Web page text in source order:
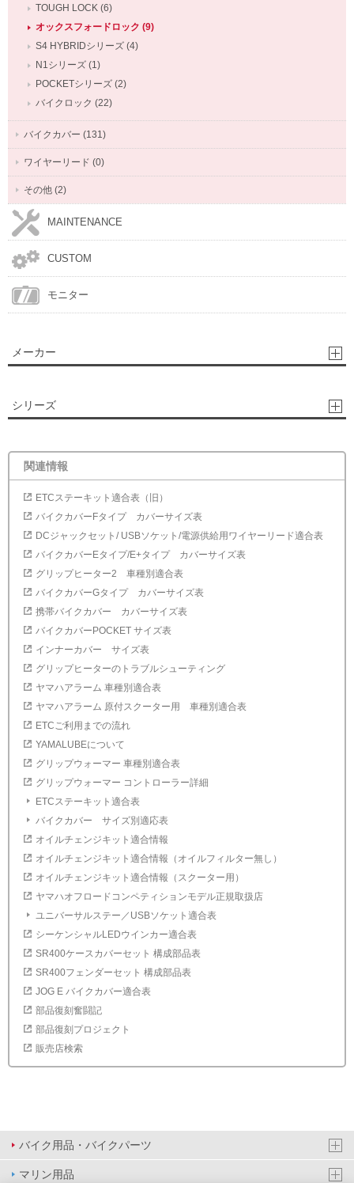
TOUGH LOCK (6)
オックスフォードロック (9)
S4 HYBRIDシリーズ (4)
N1シリーズ (1)
POCKETシリーズ (2)
バイクロック (22)
バイクカバー (131)
ワイヤーリード (0)
その他 (2)
MAINTENANCE
CUSTOM
モニター
メーカー
シリーズ
関連情報
ETCステーキット適合表（旧）
バイクカバーFタイプ カバーサイズ表
DCジャックセット/ USBソケット/電源供給用ワイヤーリード適合表
バイクカバーEタイプ/E+タイプ カバーサイズ表
グリップヒーター2 車種別適合表
バイクカバーGタイプ カバーサイズ表
携帯バイクカバー カバーサイズ表
バイクカバーPOCKET サイズ表
インナーカバー サイズ表
グリップヒーターのトラブルシューティング
ヤマハアラーム 車種別適合表
ヤマハアラーム 原付スクーター用 車種別適合表
ETCご利用までの流れ
YAMALUBEについて
グリップウォーマー 車種別適合表
グリップウォーマー コントローラー詳細
ETCステーキット適合表
バイクカバー サイズ別適応表
オイルチェンジキット適合情報
オイルチェンジキット適合情報（オイルフィルター無し）
オイルチェンジキット適合情報（スクーター用）
ヤマハオフロードコンペティションモデル正規取扱店
ユニバーサルステー／USBソケット適合表
シーケンシャルLEDウインカー適合表
SR400ケースカバーセット 構成部品表
SR400フェンダーセット 構成部品表
JOG E バイクカバー適合表
部品復刻奮闘記
部品復刻プロジェクト
販売店検索
バイク用品・バイクパーツ
マリン用品